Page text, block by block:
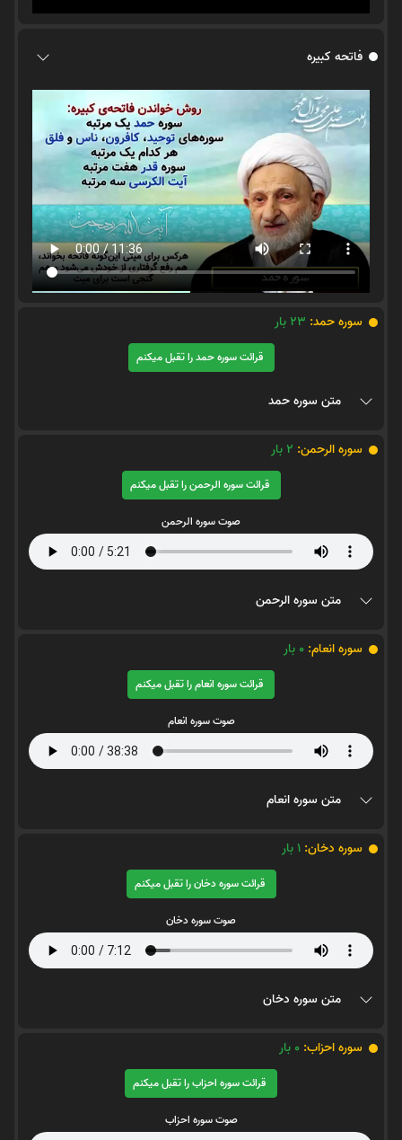
فاتحه کبیره
سوره حمد: 23بار
قرائت سوره حمد را تقبل میکنم
متن سوره حمد
سوره الرحمن: 2بار
قرائت سوره الرحمن را تقبل میکنم
صوت سوره الرحمن
متن سوره الرحمن
سوره انعام: 0 بار
قرائت سوره انعام را تقبل میکنم
صوت سوره انعام
متن سوره انعام
سوره دخان: 1بار
قرائت سوره دخان را تقبل میکنم
صوت سوره دخان
متن سوره دخان
سوره احزاب: 0 بار
قرائت سوره احزاب را تقبل میکنم
صوت سوره احزاب